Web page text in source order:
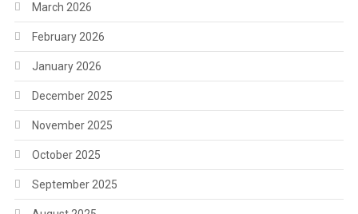
March 2026
February 2026
January 2026
December 2025
November 2025
October 2025
September 2025